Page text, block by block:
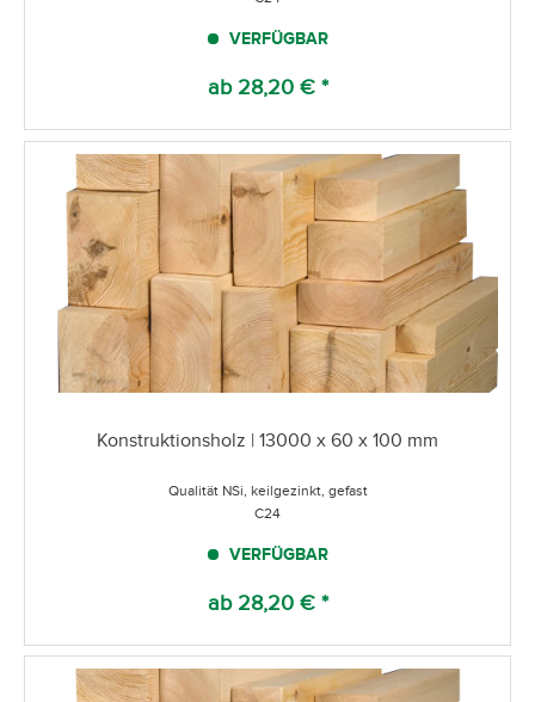
VERFÜGBAR
ab 28,20 € *
Konstruktionsholz | 13000 x 60 x 100 mm
Qualität NSi, keilgezinkt, gefast
C24
VERFÜGBAR
ab 28,20 € *